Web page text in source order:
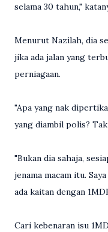
selama 30 tahun,"
Menurut Nazilah, dia
jika ada jalan yang
perniagaan.
"Apa yang nak
yang diambil polis?
"Bukan dia sahaja,
jenama macam itu.
ada kaitan dengan
Cari kebenaran isu